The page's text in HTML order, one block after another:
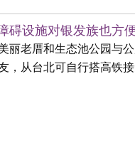
碍设施对银发族也方
丽老厝和生态池公园与
，从台北可自行搭高铁